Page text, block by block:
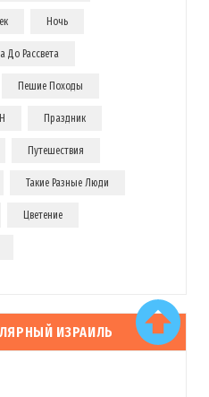
Ночь
До Рассвета
Пешие Походы
Праздник
Путешествия
Такие Разные Люди
Цветение
ИЗРАИЛЬ